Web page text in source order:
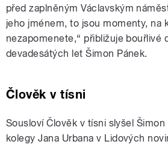
před zaplněným Václavským
jeho jménem, to jsou momenty, na
nezapomenete,“ přibližuje bouřlivé
devadesátých let Šimon Pánek.
Člověk v tísni
Sousloví Člověk v tísni slyšel
kolegy Jana Urbana v Lidových